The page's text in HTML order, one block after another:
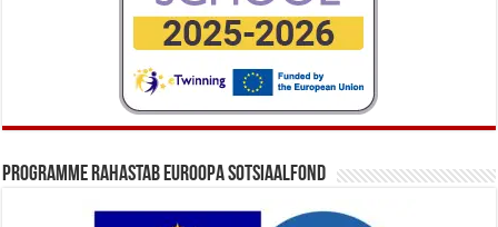
Programme rahastab Euroopa Sotsiaalfond